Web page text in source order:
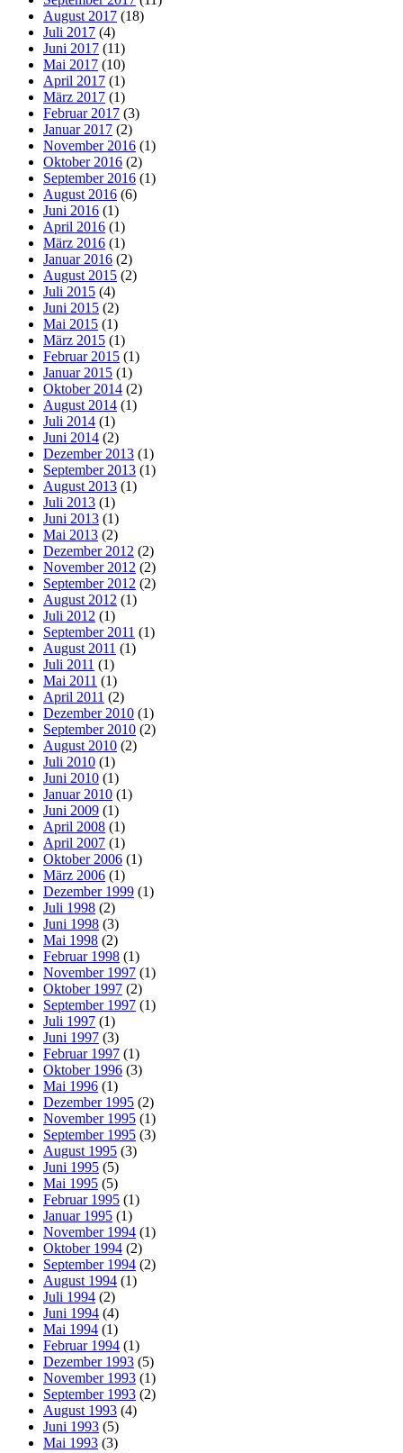
August 2017 (18)
Juli 2017 (4)
Juni 2017 (11)
Mai 2017 (10)
April 2017 (1)
März 2017 (1)
Februar 2017 (3)
Januar 2017 (2)
November 2016 (1)
Oktober 2016 (2)
September 2016 (1)
August 2016 (6)
Juni 2016 (1)
April 2016 (1)
März 2016 (1)
Januar 2016 (2)
August 2015 (2)
Juli 2015 (4)
Juni 2015 (2)
Mai 2015 (1)
März 2015 (1)
Februar 2015 (1)
Januar 2015 (1)
Oktober 2014 (2)
August 2014 (1)
Juli 2014 (1)
Juni 2014 (2)
Dezember 2013 (1)
September 2013 (1)
August 2013 (1)
Juli 2013 (1)
Juni 2013 (1)
Mai 2013 (2)
Dezember 2012 (2)
November 2012 (2)
September 2012 (2)
August 2012 (1)
Juli 2012 (1)
September 2011 (1)
August 2011 (1)
Juli 2011 (1)
Mai 2011 (1)
April 2011 (2)
Dezember 2010 (1)
September 2010 (2)
August 2010 (2)
Juli 2010 (1)
Juni 2010 (1)
Januar 2010 (1)
Juni 2009 (1)
April 2008 (1)
April 2007 (1)
Oktober 2006 (1)
März 2006 (1)
Dezember 1999 (1)
Juli 1998 (2)
Juni 1998 (3)
Mai 1998 (2)
Februar 1998 (1)
November 1997 (1)
Oktober 1997 (2)
September 1997 (1)
Juli 1997 (1)
Juni 1997 (3)
Februar 1997 (1)
Oktober 1996 (3)
Mai 1996 (1)
Dezember 1995 (2)
November 1995 (1)
September 1995 (3)
August 1995 (3)
Juni 1995 (5)
Mai 1995 (5)
Februar 1995 (1)
Januar 1995 (1)
November 1994 (1)
Oktober 1994 (2)
September 1994 (2)
August 1994 (1)
Juli 1994 (2)
Juni 1994 (4)
Mai 1994 (1)
Februar 1994 (1)
Dezember 1993 (5)
November 1993 (1)
September 1993 (2)
August 1993 (4)
Juni 1993 (5)
Mai 1993 (3)